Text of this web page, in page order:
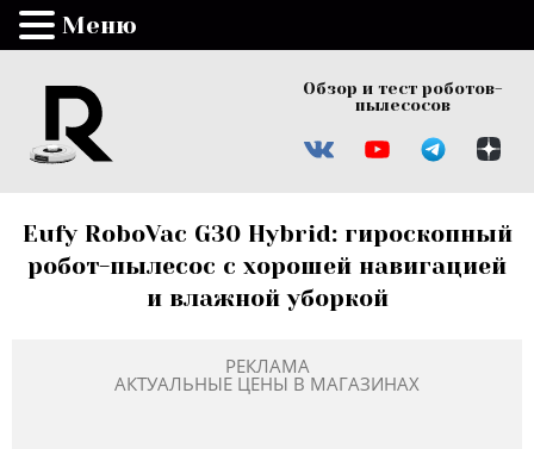
Обзор и тест роботов-
пылесосов
Eufy RoboVac G30 Hybrid: гироскопный
робот-пылесос с хорошей навигацией
и влажной уборкой
РЕКЛАМА
АКТУАЛЬНЫЕ ЦЕНЫ В МАГАЗИНАХ
Меню